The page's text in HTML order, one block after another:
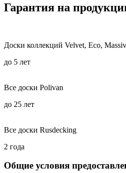
Гарантия на
Доски коллекций Velvet, Eco,
до 5 лет
Все доски Polivan
до 25 лет
Все доски Rusdecking
2 года
Общие условия